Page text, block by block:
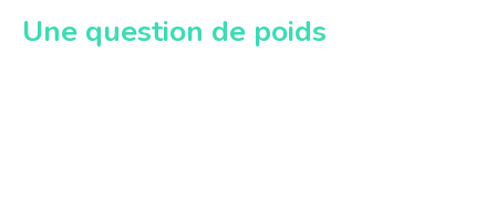
Une question de poids